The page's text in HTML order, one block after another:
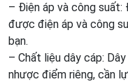
– Điện áp và công suất:
được điện áp và công
bạn.
– Chất liệu dây cáp:
nhược điểm riêng, cần